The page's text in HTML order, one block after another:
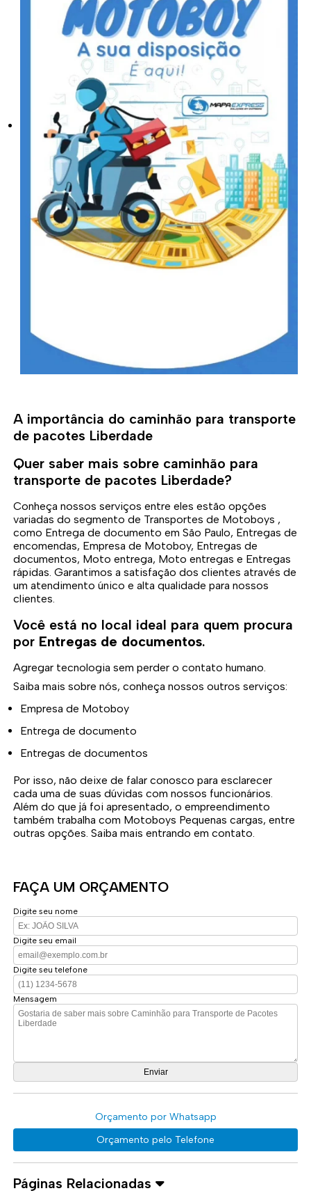
A importância do caminhão para transporte
de pacotes Liberdade
Quer saber mais sobre caminhão para
transporte de pacotes Liberdade?
Conheça nossos serviços entre eles estão opções
variadas do segmento de Transportes de Motoboys ,
como Entrega de documento em São Paulo, Entregas de
encomendas, Empresa de Motoboy, Entregas de
documentos, Moto entrega, Moto entregas e Entregas
rápidas. Garantimos a satisfação dos clientes através de
um atendimento único e alta qualidade para nossos
clientes.
Você está no local ideal para quem procura
por Entregas de documentos.
Agregar tecnologia sem perder o contato humano.
Saiba mais sobre nós, conheça nossos outros serviços:
Empresa de Motoboy
Entrega de documento
Entregas de documentos
Por isso, não deixe de falar conosco para esclarecer
cada uma de suas dúvidas com nossos funcionários.
Além do que já foi apresentado, o empreendimento
também trabalha com Motoboys Pequenas cargas, entre
outras opções. Saiba mais entrando em contato.
FAÇA UM ORÇAMENTO
Digite seu nome
Digite seu email
Digite seu telefone
Mensagem
Orçamento por Whatsapp
Orçamento pelo Telefone
Páginas Relacionadas